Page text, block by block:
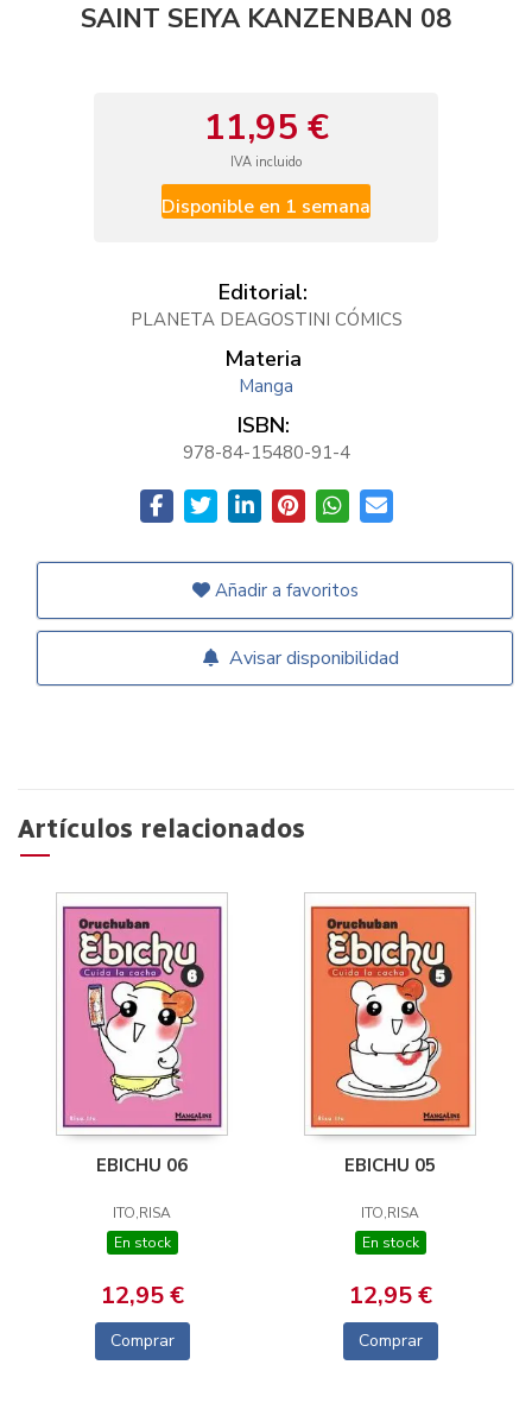
SAINT SEIYA KANZENBAN 08
11,95 €
IVA incluido
Disponible en 1 semana
Editorial:
PLANETA DEAGOSTINI CÓMICS
Materia
Manga
ISBN:
978-84-15480-91-4
Añadir a favoritos
Avisar disponibilidad
Artículos relacionados
EBICHU 06
ITO,RISA
En stock
12,95 €
Comprar
EBICHU 05
ITO,RISA
En stock
12,95 €
Comprar